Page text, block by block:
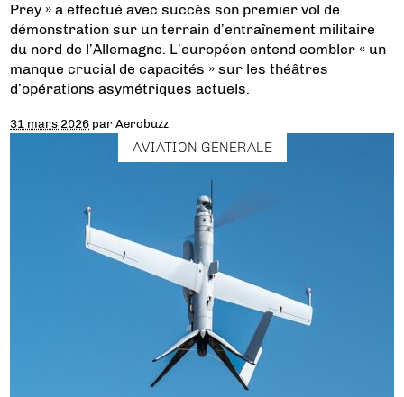
Prey » a effectué avec succès son premier vol de
démonstration sur un terrain d’entraînement militaire
du nord de l’Allemagne. L’européen entend combler « un
manque crucial de capacités » sur les théâtres
d’opérations asymétriques actuels.
31 mars 2026 parAerobuzz
AVIATION GÉNÉRALE